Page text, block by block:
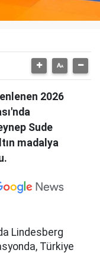
2026
Sude
madalya
Lindesberg
Türkiye